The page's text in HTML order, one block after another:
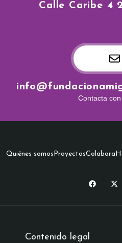
Calle Caribe 4
Contacta
Quiénes somosProyectosColabora
Contenido legal